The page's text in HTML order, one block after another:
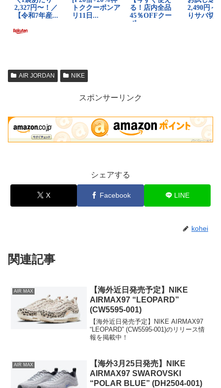
AIR JORDAN NIKE
スポンサーリンク
シェアする
X Facebook LINE
kohei
関連記事
AIR MAX
【海外近日発売予定】NIKE
AIRMAX97 “LEOPARD”
(CW5595-001)
【海外近日発売予定】NIKE AIRMAX97
“LEOPARD” (CW5595-001)のリリース情
報を掲載中！
AIR MAX
【海外3月25日発売】NIKE
AIRMAX97 SWAROVSKI
“POLAR BLUE” (DH2504-001)